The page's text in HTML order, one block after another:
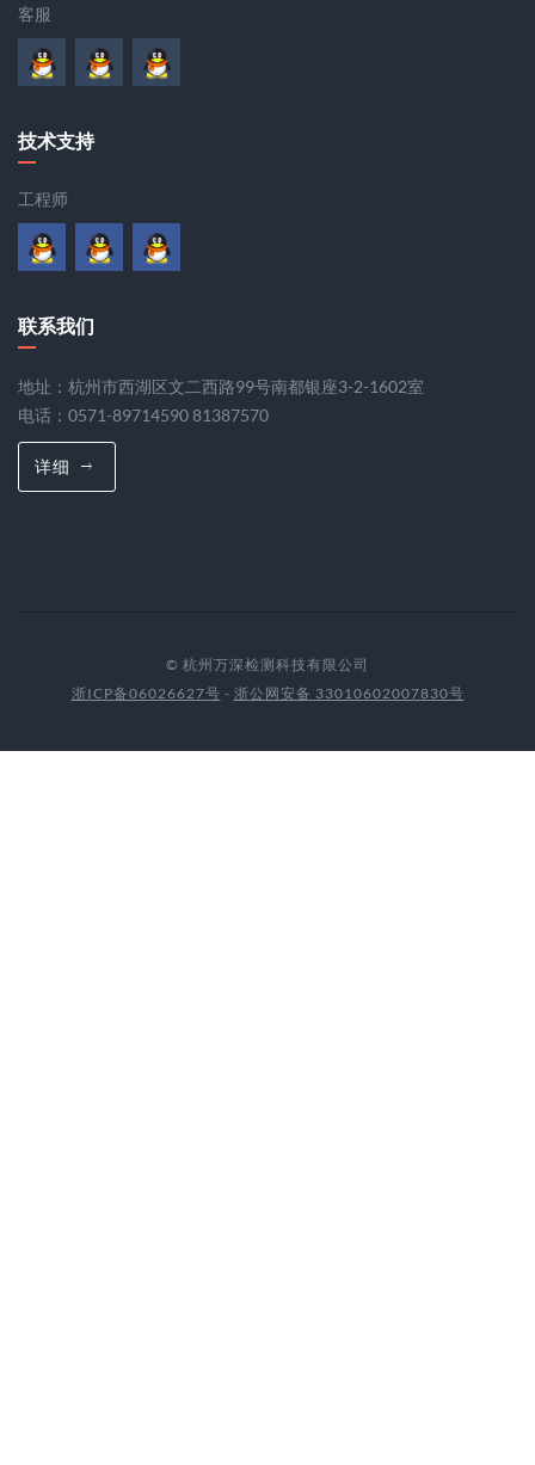
客服
技术支持
工程师
联系我们
地址：杭州市西湖区文二西路99号南都银座3-2-1602室
电话：0571-89714590 81387570
详细
© 杭州万深检测科技有限公司
浙ICP备06026627号 - 浙公网安备 33010602007830号